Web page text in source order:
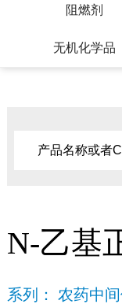
阻燃剂
无机化学品
N-乙基
系列： 农药中